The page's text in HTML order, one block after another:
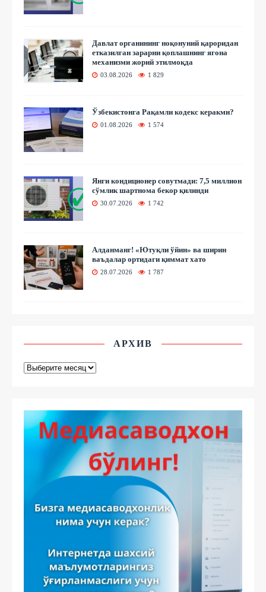
Давлат органининг ноқонуний қароридан
етказилган зарарни қоплашнинг ягона
механизми жорий этилмоқда
03.08.2026 1 829
Ўзбекистонга Рақамли кодекс керакми?
01.08.2026 1 574
Янги кондиционер совутмади: 7,5 миллион
сўмлик шартнома бекор қилинди
30.07.2026 1 742
Алданманг! «Ютуқли ўйин» ва ширин
ваъдалар ортидаги қиммат хато
28.07.2026 1 787
АРХИВ